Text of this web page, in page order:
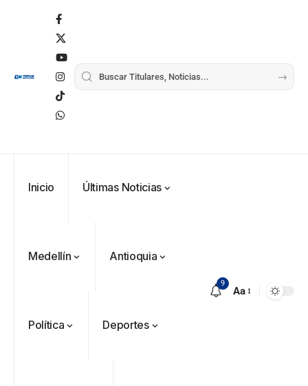
Inicio Últimas Noticias
Medellín Antioquia
Política Deportes
9
Aa